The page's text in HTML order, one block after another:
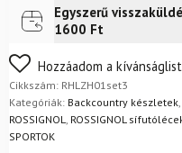
övekkel
+
Alpina
Tourer
cipő
+
botok
Futár a címreIngyenes
Egyszerű
1600 Ft
Nem biztos a
egyszerűen visszaküldheti
Mik a visszaküldés
Hozzáadom a
Cikkszám: RHLZH01set3
Kategóriák: Backcountry készletek,
ROSSIGNOL, ROSSIGNOL
SPORTOK